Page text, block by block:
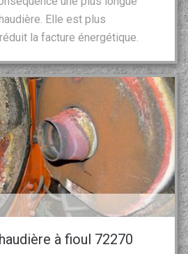
Elle est plus
la facture énergétique.
à fioul 72270